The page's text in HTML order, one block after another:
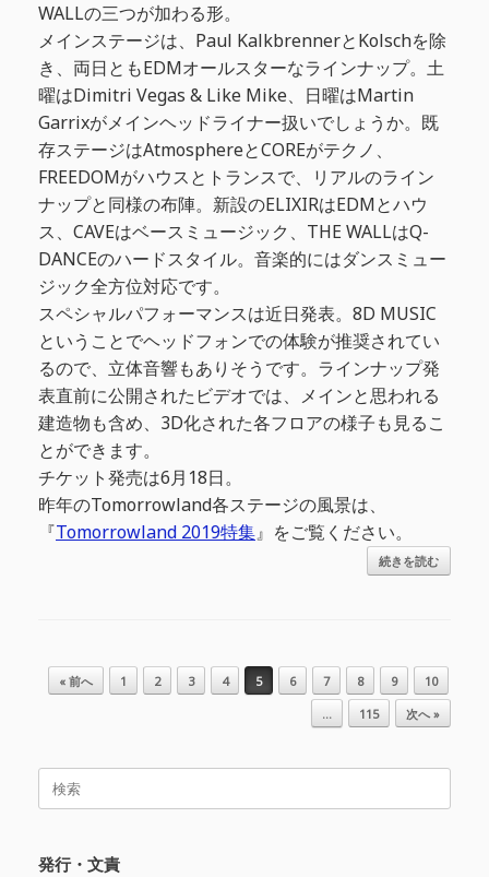
WALLの三つが加わる形。
メインステージは、Paul KalkbrennerとKolschを除
き、両日ともEDMオールスターなラインナップ。土
曜はDimitri Vegas & Like Mike、日曜はMartin
Garrixがメインヘッドライナー扱いでしょうか。既
存ステージはAtmosphereとCOREがテクノ、
FREEDOMがハウスとトランスで、リアルのライン
ナップと同様の布陣。新設のELIXIRはEDMとハウ
ス、CAVEはベースミュージック、THE WALLはQ-
DANCEのハードスタイル。音楽的にはダンスミュー
ジック全方位対応です。
スペシャルパフォーマンスは近日発表。8D MUSIC
ということでヘッドフォンでの体験が推奨されてい
るので、立体音響もありそうです。ラインナップ発
表直前に公開されたビデオでは、メインと思われる
建造物も含め、3D化された各フロアの様子も見るこ
とができます。
チケット発売は6月18日。
昨年のTomorrowland各ステージの風景は、
『Tomorrowland 2019特集』をご覧ください。
続きを読む
投稿ナビゲーション
« 前へ 1 2 3 4 5 6 7 8 9
10
…
115 次へ »
検
発行・文責